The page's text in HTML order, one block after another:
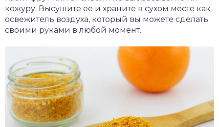
кожуру. Высушите ее и храните в сухом месте как
освежитель воздуха, который вы можете сделать
своими руками в любой момент.